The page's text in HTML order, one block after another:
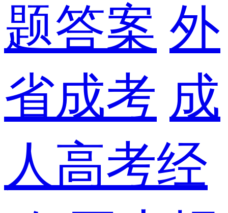
题答案 外
省成考 成
人高考经